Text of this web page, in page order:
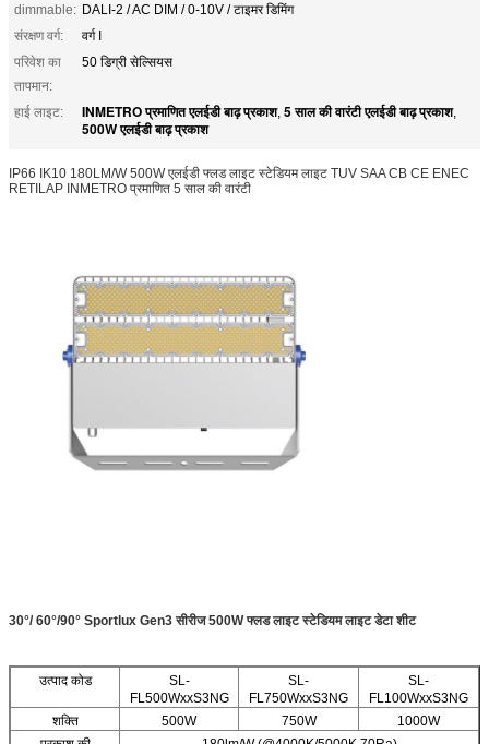
dimmable: DALI-2 / AC DIM / 0-10V / टाइमर डिमिंग
संरक्षण वर्ग:
वर्ग I
परिवेश का
तापमान:
50 डिग्री सेल्सियस
हाई लाइट: INMETRO प्रमाणित एलईडी बाढ़ प्रकाश, 5 साल की वारंटी एलईडी बाढ़ प्रकाश,
500W एलईडी बाढ़ प्रकाश
IP66 IK10 180LM/W 500W एलईडी फ्लड लाइट स्टेडियम लाइट TUV SAA CB CE ENEC
RETILAP INMETRO प्रमाणित 5 साल की वारंटी
30°/ 60°/90° Sportlux Gen3 सीरीज 500W फ्लड लाइट स्टेडियम लाइट डेटा शीट
उत्पाद कोड
SL-
FL500WxxS3NG
SL-
FL750WxxS3NG
SL-
FL100WxxS3NG
शक्ति
500W 750W
1000W